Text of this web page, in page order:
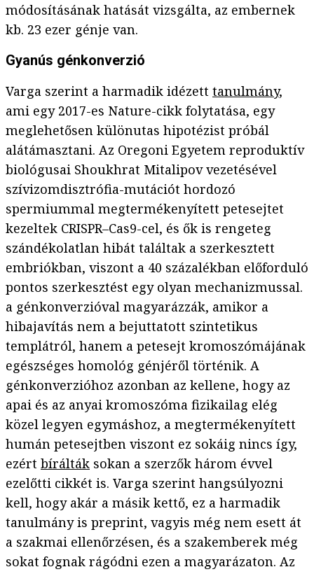
módosításának hatását vizsgálta, az embernek
kb. 23 ezer génje van.
Gyanús génkonverzió
Varga szerint a harmadik idézett tanulmány,
ami egy 2017-es Nature-cikk folytatása, egy
meglehetősen különutas hipotézist próbál
alátámasztani. Az Oregoni Egyetem reproduktív
biológusai Shoukhrat Mitalipov vezetésével
szívizomdisztrófia-mutációt hordozó
spermiummal megtermékenyített petesejtet
kezeltek CRISPR–Cas9-cel, és ők is rengeteg
szándékolatlan hibát találtak a szerkesztett
embriókban, viszont a 40 százalékban előforduló
pontos szerkesztést egy olyan mechanizmussal.
a génkonverzióval magyarázzák, amikor a
hibajavítás nem a bejuttatott szintetikus
templátról, hanem a petesejt kromoszómájának
egészséges homológ génjéről történik. A
génkonverzióhoz azonban az kellene, hogy az
apai és az anyai kromoszóma fizikailag elég
közel legyen egymáshoz, a megtermékenyített
humán petesejtben viszont ez sokáig nincs így,
ezért bírálták sokan a szerzők három évvel
ezelőtti cikkét is. Varga szerint hangsúlyozni
kell, hogy akár a másik kettő, ez a harmadik
tanulmány is preprint, vagyis még nem esett át
a szakmai ellenőrzésen, és a szakemberek még
sokat fognak rágódni ezen a magyarázaton. Az